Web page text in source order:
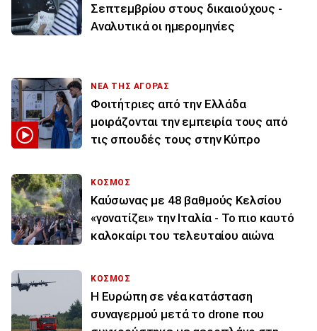
Σεπτεμβρίου στους δικαιούχους -
Αναλυτικά οι ημερομηνίες
ΝΕΑ ΤΗΣ ΑΓΟΡΑΣ
Φοιτήτριες από την Ελλάδα
μοιράζονται την εμπειρία τους από
τις σπουδές τους στην Κύπρο
ΚΟΣΜΟΣ
Καύσωνας με 48 βαθμούς Κελσίου
«γονατίζει» την Ιταλία - Το πιο καυτό
καλοκαίρι του τελευταίου αιώνα
ΚΟΣΜΟΣ
Η Ευρώπη σε νέα κατάσταση
συναγερμού μετά το drone που